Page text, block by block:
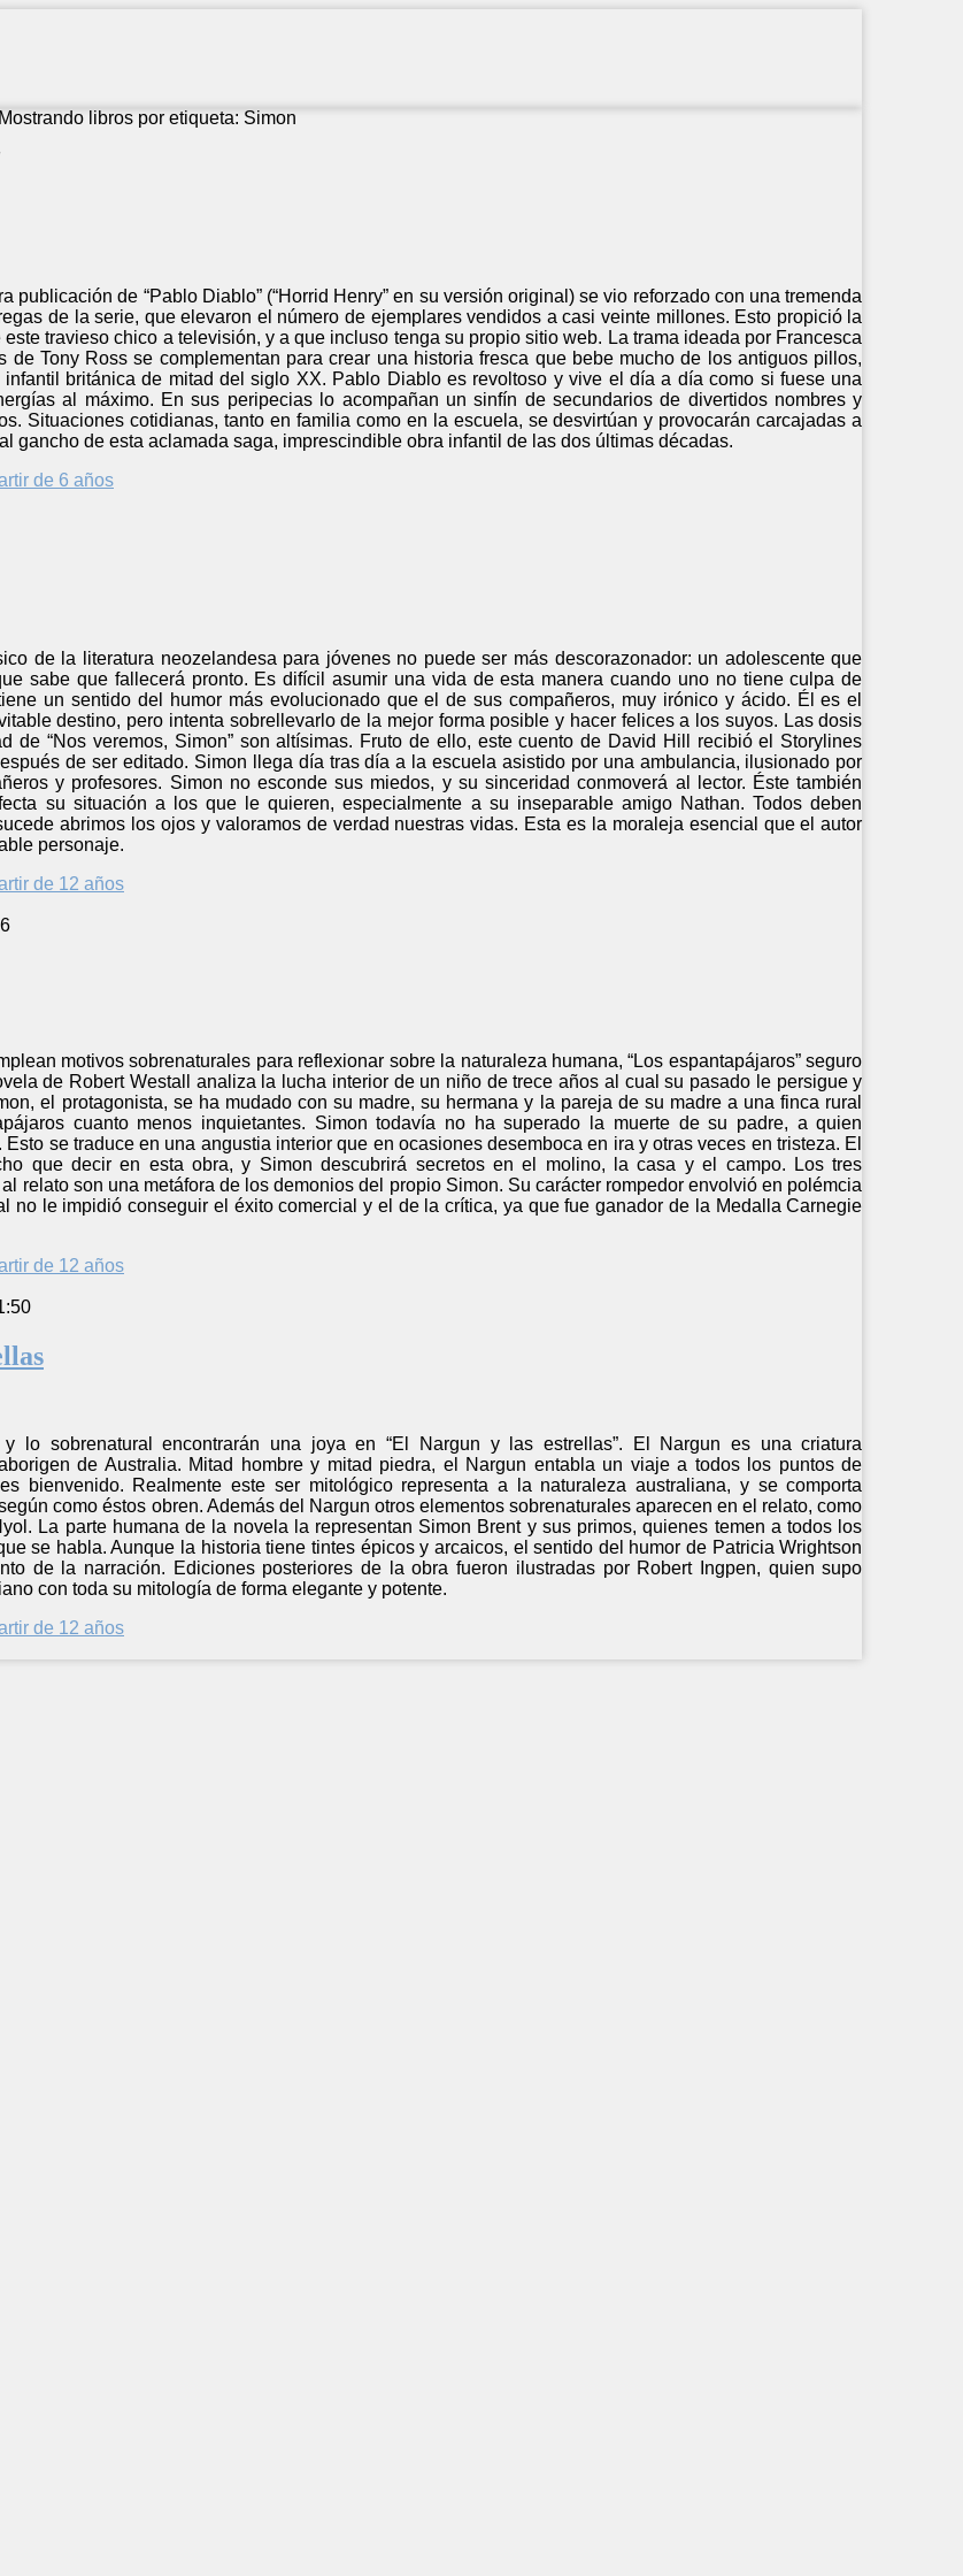
Mostrando libros por etiqueta: Simon
publicación de “Pablo Diablo” (“Horrid Henry” en su versión original) se vio reforzado con una tremenda
de la serie, que elevaron el número de ejemplares vendidos a casi veinte millones. Esto propició la
travieso chico a televisión, y a que incluso tenga su propio sitio web. La trama ideada por Francesca
de Tony Ross se complementan para crear una historia fresca que bebe mucho de los antiguos pillos,
británica de mitad del siglo XX. Pablo Diablo es revoltoso y vive el día a día como si fuese una
al máximo. En sus peripecias lo acompañan un sinfín de secundarios de divertidos nombres y
Situaciones cotidianas, tanto en familia como en la escuela, se desvirtúan y provocarán carcajadas a
gancho de esta aclamada saga, imprescindible obra infantil de las dos últimas décadas.
de 6 años
de la literatura neozelandesa para jóvenes no puede ser más descorazonador: un adolescente que
sabe que fallecerá pronto. Es difícil asumir una vida de esta manera cuando uno no tiene culpa de
un sentido del humor más evolucionado que el de sus compañeros, muy irónico y ácido. Él es el
destino, pero intenta sobrellevarlo de la mejor forma posible y hacer felices a los suyos. Las dosis
de “Nos veremos, Simon” son altísimas. Fruto de ello, este cuento de David Hill recibió el Storylines
de ser editado. Simon llega día tras día a la escuela asistido por una ambulancia, ilusionado por
y profesores. Simon no esconde sus miedos, y su sinceridad conmoverá al lector. Éste también
su situación a los que le quieren, especialmente a su inseparable amigo Nathan. Todos deben
abrimos los ojos y valoramos de verdad nuestras vidas. Esta es la moraleja esencial que el autor
personaje.
de 12 años
motivos sobrenaturales para reflexionar sobre la naturaleza humana, “Los espantapájaros” seguro
de Robert Westall analiza la lucha interior de un niño de trece años al cual su pasado le persigue y
el protagonista, se ha mudado con su madre, su hermana y la pareja de su madre a una finca rural
cuanto menos inquietantes. Simon todavía no ha superado la muerte de su padre, a quien
se traduce en una angustia interior que en ocasiones desemboca en ira y otras veces en tristeza. El
que decir en esta obra, y Simon descubrirá secretos en el molino, la casa y el campo. Los tres
relato son una metáfora de los demonios del propio Simon. Su carácter rompedor envolvió en polémcia
no le impidió conseguir el éxito comercial y el de la crítica, ya que fue ganador de la Medalla Carnegie
de 12 años
lo sobrenatural encontrarán una joya en “El Nargun y las estrellas”. El Nargun es una criatura
de Australia. Mitad hombre y mitad piedra, el Nargun entabla un viaje a todos los puntos de
bienvenido. Realmente este ser mitológico representa a la naturaleza australiana, y se comporta
como éstos obren. Además del Nargun otros elementos sobrenaturales aparecen en el relato, como
La parte humana de la novela la representan Simon Brent y sus primos, quienes temen a todos los
se habla. Aunque la historia tiene tintes épicos y arcaicos, el sentido del humor de Patricia Wrightson
de la narración. Ediciones posteriores de la obra fueron ilustradas por Robert Ingpen, quien supo
con toda su mitología de forma elegante y potente.
de 12 años